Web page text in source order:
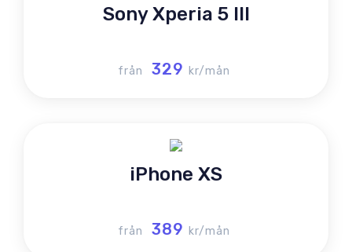
Sony Xperia 5 III
från 329 kr/mån
iPhone XS
från 389 kr/mån